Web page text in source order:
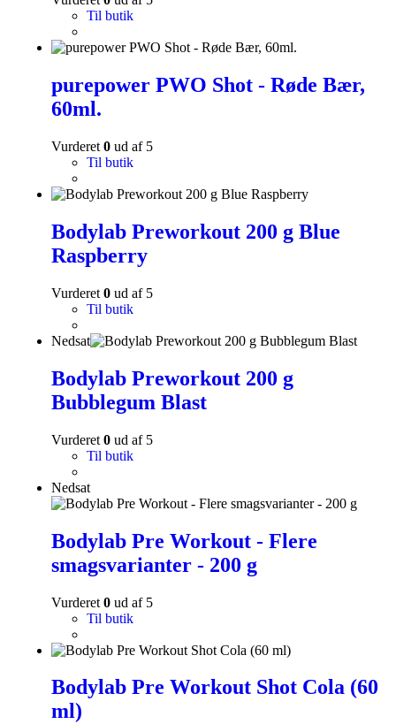
Til butik
purepower PWO Shot - Røde Bær,
60ml.
Vurderet 0 ud af 5
Til butik
Bodylab Preworkout 200 g Blue
Raspberry
Vurderet 0 ud af 5
Til butik
Nedsat
Bodylab Preworkout 200 g
Bubblegum Blast
Vurderet 0 ud af 5
Til butik
Nedsat
Bodylab Pre Workout - Flere
smagsvarianter - 200 g
Vurderet 0 ud af 5
Til butik
Bodylab Pre Workout Shot Cola (60
ml)